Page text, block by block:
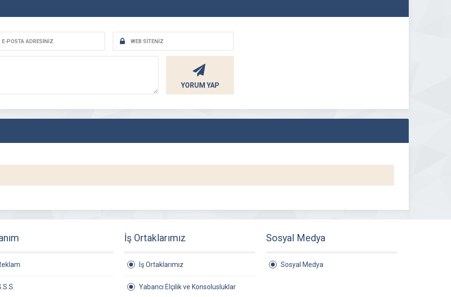
YORUM YAP
İş Ortaklarımız
İş Ortaklarımız
Yabancı Elçilik ve Konsolusluklar
Sosyal Medya
Sosyal Medya